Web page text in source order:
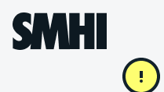
Hoppa till sidans innehåll